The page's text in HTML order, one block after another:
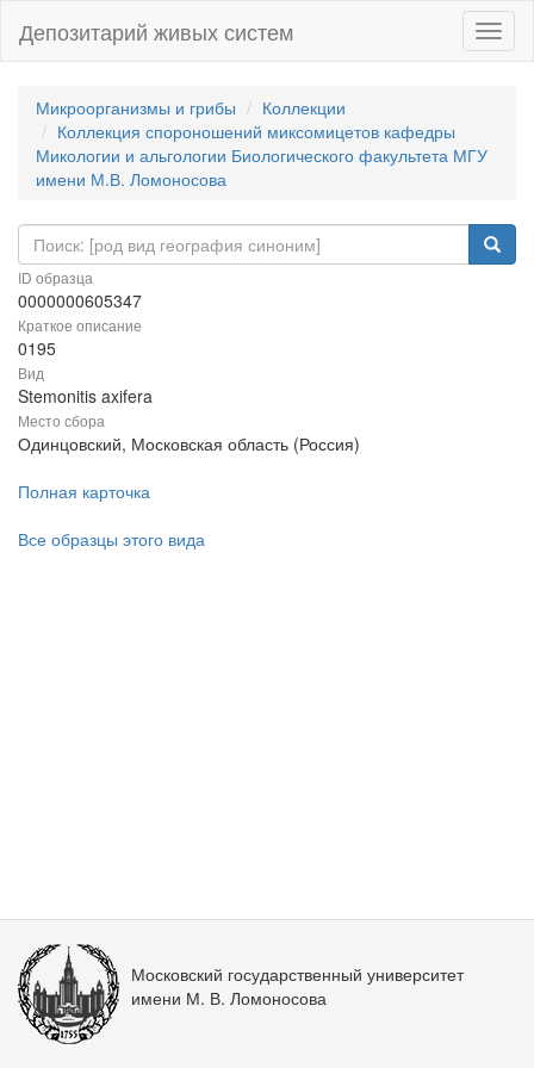
Депозитарий живых систем
Микроорганизмы и грибы
Коллекции
Коллекция спороношений миксомицетов кафедры
Микологии и альгологии Биологического факультета МГУ
имени М.В. Ломоносова
ID образца
0000000605347
Краткое описание
0195
Вид
Stemonitis axifera
Место сбора
Одинцовский, Московская область (Россия)
Полная карточка
Все образцы этого вида
Московский государственный университет
имени М. В. Ломоносова